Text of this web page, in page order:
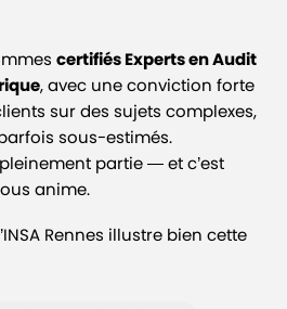
certifiés Experts en Audit
, avec une conviction forte
sur des sujets complexes,
sous-estimés.
partie — et c’est
anime.
Rennes illustre bien cette